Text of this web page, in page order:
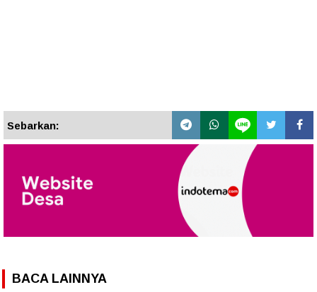
Sebarkan:
BACA LAINNYA